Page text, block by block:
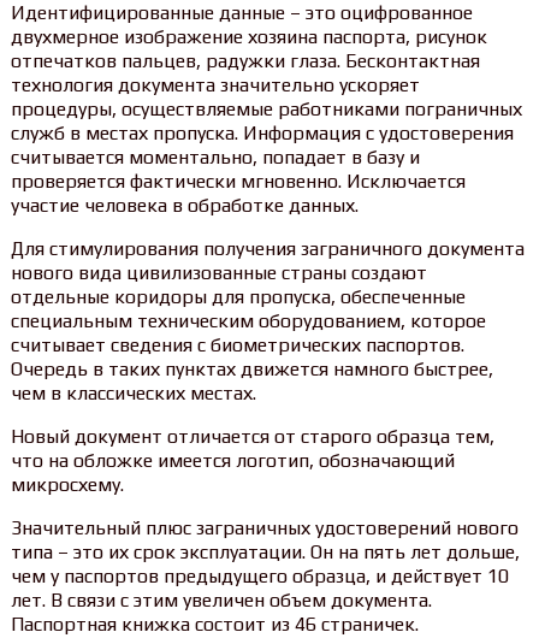
Идентифицированные данные – это оцифрованное
двухмерное изображение хозяина паспорта, рисунок
отпечатков пальцев, радужки глаза. Бесконтактная
технология документа значительно ускоряет
процедуры, осуществляемые работниками пограничных
служб в местах пропуска. Информация с удостоверения
считывается моментально, попадает в базу и
проверяется фактически мгновенно. Исключается
участие человека в обработке данных.
Для стимулирования получения заграничного документа
нового вида цивилизованные страны создают
отдельные коридоры для пропуска, обеспеченные
специальным техническим оборудованием, которое
считывает сведения с биометрических паспортов.
Очередь в таких пунктах движется намного быстрее,
чем в классических местах.
Новый документ отличается от старого образца тем,
что на обложке имеется логотип, обозначающий
микросхему.
Значительный плюс заграничных удостоверений нового
типа – это их срок эксплуатации. Он на пять лет дольше,
чем у паспортов предыдущего образца, и действует 10
лет. В связи с этим увеличен объем документа.
Паспортная книжка состоит из 46 страничек.